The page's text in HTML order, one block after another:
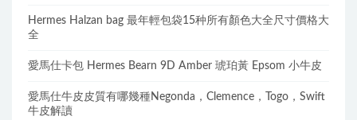
Hermes Halzan bag 最年輕包袋15种所有顏色大全尺寸價格大
全
愛馬仕卡包 Hermes Bearn 9D Amber 琥珀黃 Epsom 小牛皮
愛馬仕牛皮皮質有哪幾種Negonda，Clemence，Togo，Swift
牛皮解讀